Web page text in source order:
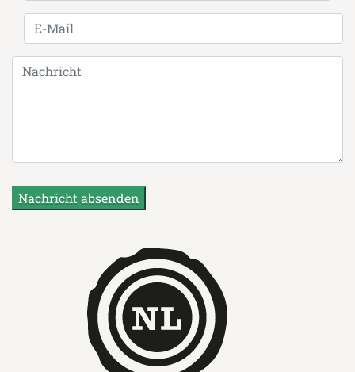
Nachricht absenden